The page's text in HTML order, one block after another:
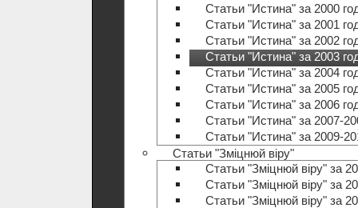
Статьи "Истина" за 2000
Статьи "Истина" за 2001
Статьи "Истина" за 2002
Статьи "Истина" за 2003
Статьи "Истина" за 2004
Статьи "Истина" за 2005
Статьи "Истина" за 2006
Статьи "Истина" за 2007-
Статьи "Истина" за 2009-
Статьи "Зміцнюй віру"
Статьи "Зміцнюй віру" за
Статьи "Зміцнюй віру" за
Статьи "Зміцнюй віру" за